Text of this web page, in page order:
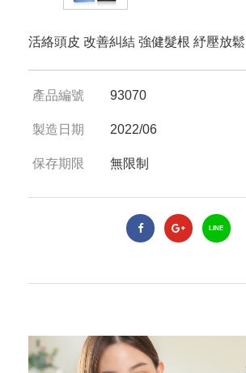
活絡頭皮 改善糾結 強健髮根 紓壓放鬆
產品編號 93070
製造日期 2022/06
保存期限 無限制
LINE